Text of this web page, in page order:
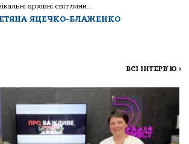
архівні світлини...
ЯЦЕЧКО-БЛАЖЕНКО
ВСІ ІНТЕРВ'Ю >